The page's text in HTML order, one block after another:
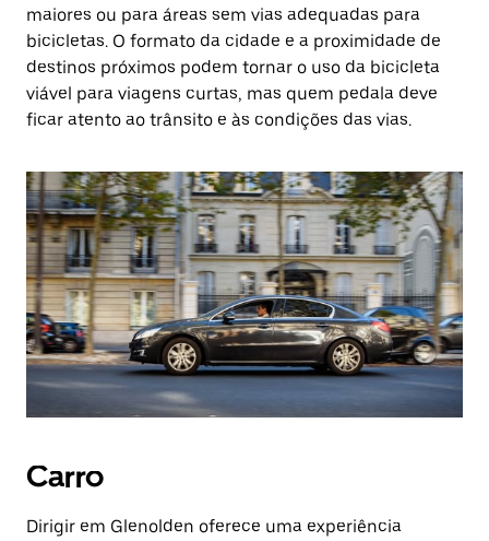
maiores ou para áreas sem vias adequadas para
bicicletas. O formato da cidade e a proximidade de
destinos próximos podem tornar o uso da bicicleta
viável para viagens curtas, mas quem pedala deve
ficar atento ao trânsito e às condições das vias.
Carro
Dirigir em Glenolden oferece uma experiência